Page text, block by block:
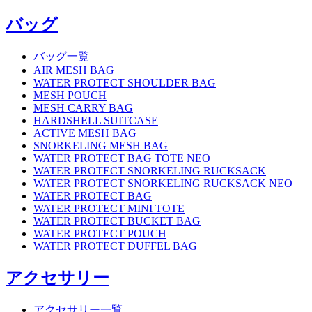
バッグ
バッグ一覧
AIR MESH BAG
WATER PROTECT SHOULDER BAG
MESH POUCH
MESH CARRY BAG
HARDSHELL SUITCASE
ACTIVE MESH BAG
SNORKELING MESH BAG
WATER PROTECT BAG TOTE NEO
WATER PROTECT SNORKELING RUCKSACK
WATER PROTECT SNORKELING RUCKSACK NEO
WATER PROTECT BAG
WATER PROTECT MINI TOTE
WATER PROTECT BUCKET BAG
WATER PROTECT POUCH
WATER PROTECT DUFFEL BAG
アクセサリー